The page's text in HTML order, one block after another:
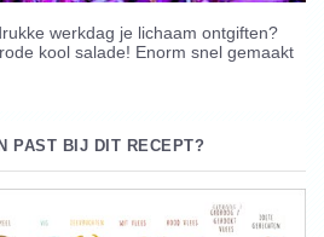
werkdag je lichaam ontgiften?
kool salade! Enorm snel gemaakt
PAST BIJ DIT RECEPT?